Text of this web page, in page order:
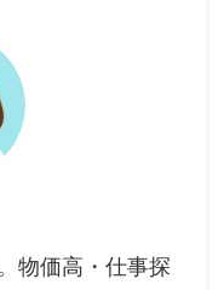
物価高・仕事探